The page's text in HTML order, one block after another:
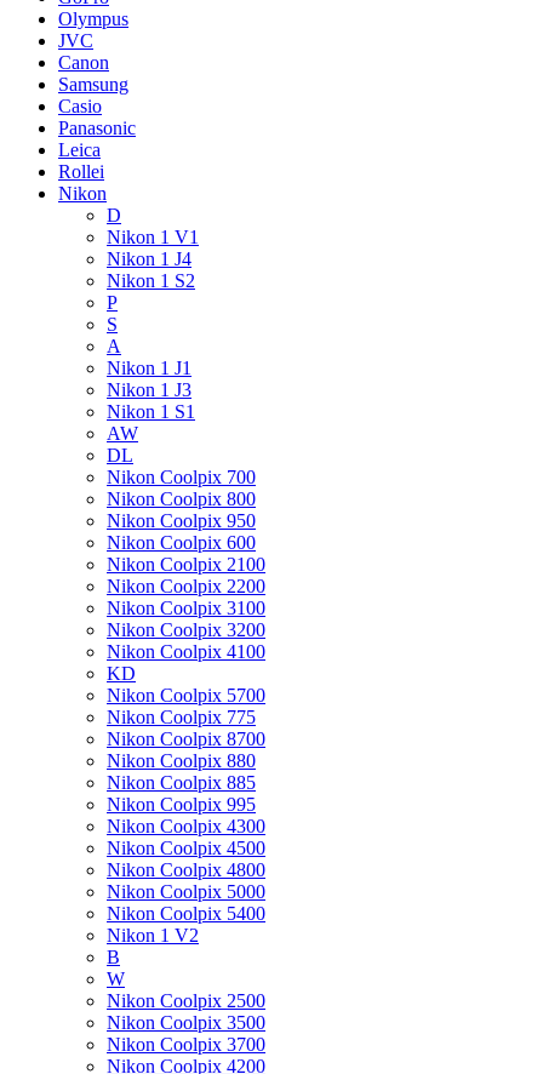
Olympus
JVC
Canon
Samsung
Casio
Panasonic
Leica
Rollei
Nikon
D
Nikon 1 V1
Nikon 1 J4
Nikon 1 S2
P
S
A
Nikon 1 J1
Nikon 1 J3
Nikon 1 S1
AW
DL
Nikon Coolpix 700
Nikon Coolpix 800
Nikon Coolpix 950
Nikon Coolpix 600
Nikon Coolpix 2100
Nikon Coolpix 2200
Nikon Coolpix 3100
Nikon Coolpix 3200
Nikon Coolpix 4100
KD
Nikon Coolpix 5700
Nikon Coolpix 775
Nikon Coolpix 8700
Nikon Coolpix 880
Nikon Coolpix 885
Nikon Coolpix 995
Nikon Coolpix 4300
Nikon Coolpix 4500
Nikon Coolpix 4800
Nikon Coolpix 5000
Nikon Coolpix 5400
Nikon 1 V2
B
W
Nikon Coolpix 2500
Nikon Coolpix 3500
Nikon Coolpix 3700
Nikon Coolpix 4200